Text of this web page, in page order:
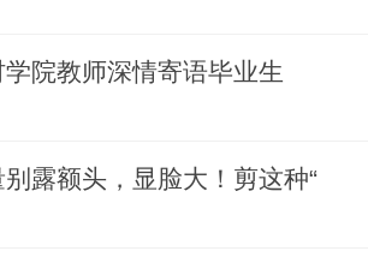
院教师深情寄语毕业生
露额头，显脸大！剪这种“